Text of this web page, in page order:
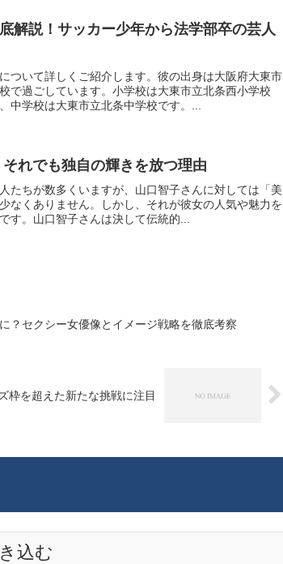
解説！サッカー少年から法学部卒の芸人
ついて詳しくご紹介します。彼の出身は大阪府大東市
で過ごしています。小学校は大東市立北条西小学校
中学校は大東市立北条中学校です。...
れでも独自の輝きを放つ理由
たちが数多くいますが、山口智子さんに対しては「美
なくありません。しかし、それが彼女の人気や魅力を
す。山口智子さんは決して伝統的...
？セクシー女優像とイメージ戦略を徹底考察
枠を超えた新たな挑戦に注目
込む